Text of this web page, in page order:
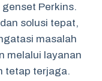
Perkins.
solusi tepat,
masalah
melalui layanan
tetap terjaga.